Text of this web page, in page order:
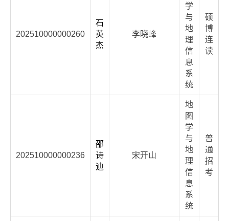
202510000000260
石
英
杰
李晓峰
学
与
地
理
信
息
系
统
硕
博
连
读
202510000000236
邵
诗
迪
宋开山
地
图
学
与
地
理
信
息
系
统
普
通
招
考